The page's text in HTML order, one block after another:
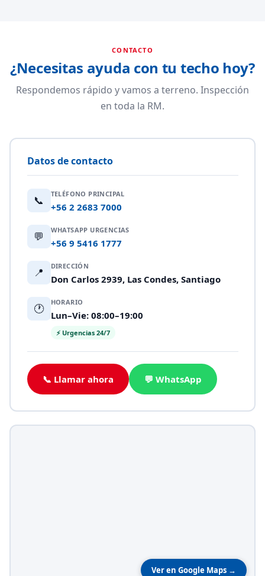
CONTACTO
¿Necesitas ayuda con tu techo hoy?
Respondemos rápido y vamos a terreno. Inspección
en toda la RM.
Datos de contacto
📞 TELÉFONO PRINCIPAL
+56 2 2683 7000
💬 WHATSAPP URGENCIAS
+56 9 5416 1777
📍 DIRECCIÓN
Don Carlos 2939, Las Condes, Santiago
🕐 HORARIO
Lun–Vie: 08:00–19:00
⚡ Urgencias 24/7
📞 Llamar ahora 💬 WhatsApp
Ver en Google Maps →